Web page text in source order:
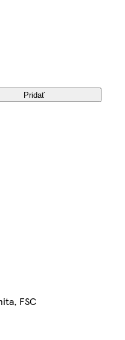
Pridať
FSC